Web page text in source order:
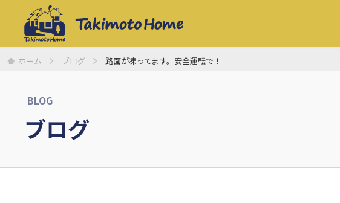
ホーム ブログ 路面が凍ってます。安全運転で！
BLOG
ブログ